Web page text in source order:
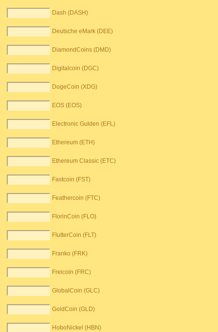
Dash (DASH)
Deutsche eMark (DEE)
DiamondCoins (DMD)
Digitalcoin (DGC)
DogeCoin (XDG)
EOS (EOS)
Electronic Gulden (EFL)
Ethereum (ETH)
Ethereum Classic (ETC)
Fastcoin (FST)
Feathercoin (FTC)
FlorinCoin (FLO)
FlutterCoin (FLT)
Franko (FRK)
Freicoin (FRC)
GlobalCoin (GLC)
GoldCoin (GLD)
HoboNickel (HBN)